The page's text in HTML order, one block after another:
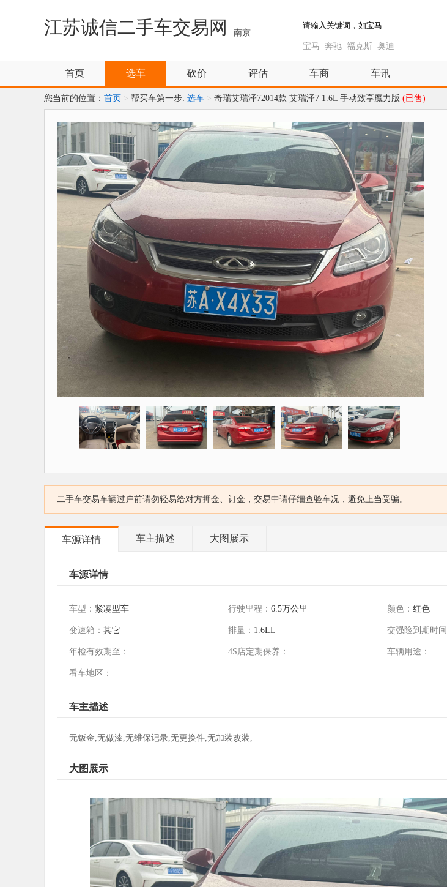
江苏诚信二手车交易网
南京
宝马
奔驰 福克斯 奥迪
首页 选车 砍价 评估 车商 车讯
您当前的位置： 首页 > 帮买车第一步: 选车 > 奇瑞艾瑞泽72014款 艾瑞泽7 1.6L 手动致享魔力版 (已售)
二手车交易车辆过户前请勿轻易给对方押金、订金，交易中请仔细查验车况，避免上当受骗。
车源详情 车主描述 大图展示
车源详情
车型： 紧凑型车 行驶里程： 6.5万公里 颜色： 红色
变速箱： 其它 排量： 1.6LL 交强险到期时间
年检有效期至： 4S店定期保养： 车辆用途：
看车地区：
车主描述
无钣金,无做漆,无维保记录,无更换件,无加装改装,
大图展示